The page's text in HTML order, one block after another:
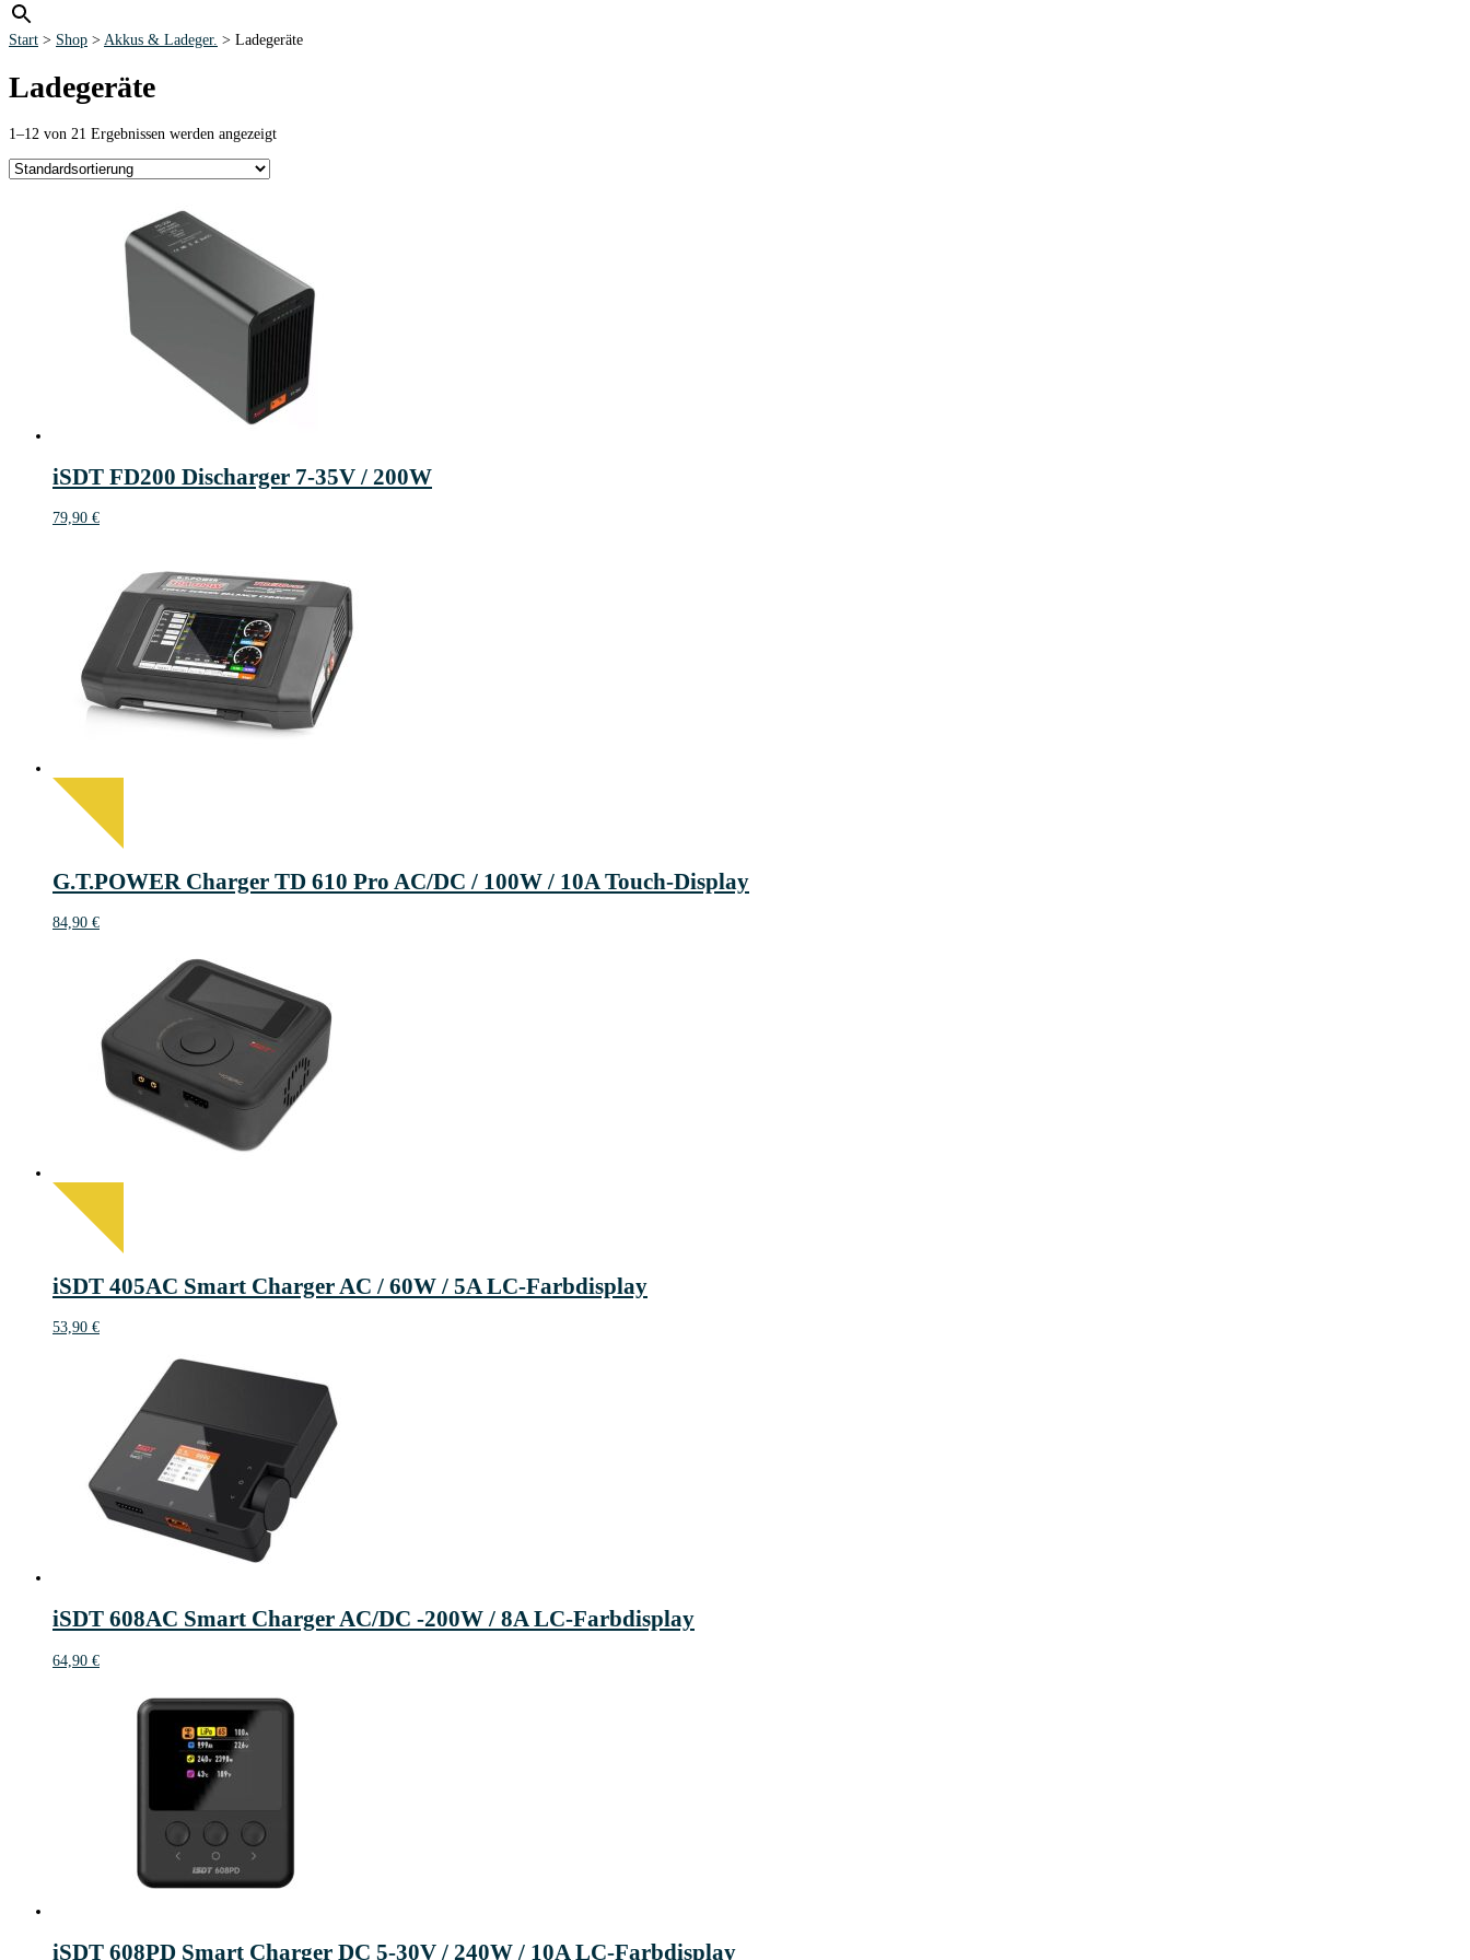
Start > Shop > Akkus & Ladeger. > Ladegeräte
Ladegeräte
1–12 von 21 Ergebnissen werden angezeigt
iSDT FD200 Discharger 7-35V / 200W
79,90 €
G.T.POWER Charger TD 610 Pro AC/DC / 100W / 10A Touch-Display
84,90 €
iSDT 405AC Smart Charger AC / 60W / 5A LC-Farbdisplay
53,90 €
iSDT 608AC Smart Charger AC/DC -200W / 8A LC-Farbdisplay
64,90 €
iSDT 608PD Smart Charger DC 5-30V / 240W / 10A LC-Farbdisplay